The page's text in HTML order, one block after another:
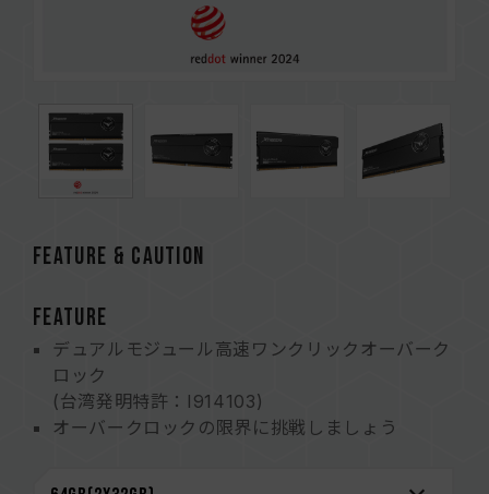
FEATURE & CAUTION
FEATURE
デュアルモジュール高速ワンクリックオーバーク
ロック
(台湾発明特許：I914103)
オーバークロックの限界に挑戦しましょう